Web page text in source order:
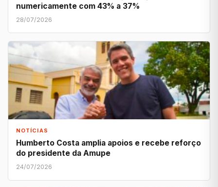
numericamente com 43% a 37%
28/07/2026
NOTÍCIAS
Humberto Costa amplia apoios e recebe reforço
do presidente da Amupe
24/07/2026